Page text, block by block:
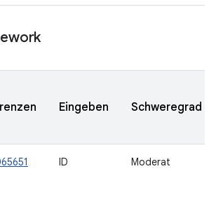
Eingeben Schweregrad
ID Moderat